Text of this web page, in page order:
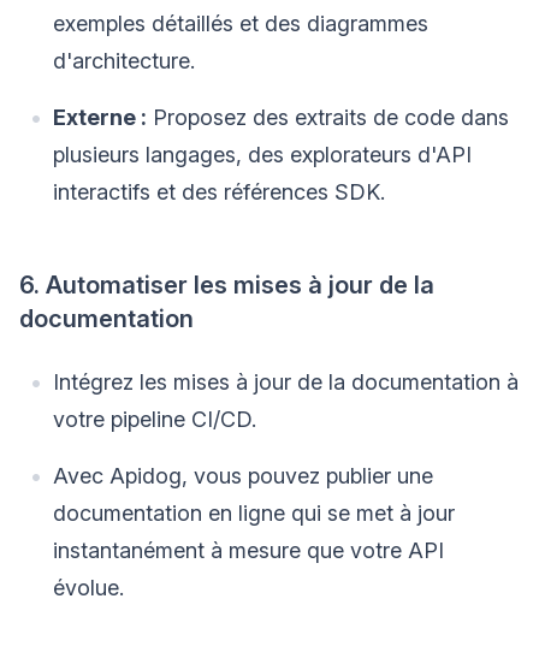
exemples détaillés et des diagrammes
d'architecture.
Externe : Proposez des extraits de code dans
plusieurs langages, des explorateurs d'API
interactifs et des références SDK.
6. Automatiser les mises à jour de la
documentation
Intégrez les mises à jour de la documentation à
votre pipeline CI/CD.
Avec Apidog, vous pouvez publier une
documentation en ligne qui se met à jour
instantanément à mesure que votre API
évolue.